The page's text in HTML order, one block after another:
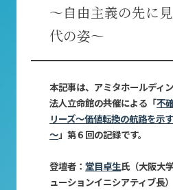
～自由主義の先に
代の姿～
本記事は、アミタホールディ
法人立命館の共催による「不
リーズ～価値転換の航路を示
～」第６回の記録です。
登壇者：堂目卓生氏（大阪大
ューションイニシアティブ長）